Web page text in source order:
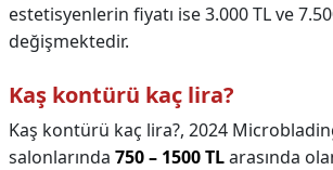
estetisyenlerin fiyatı ise 3.000 TL ve
değişmektedir.
Kaş kontürü kaç lira?
Kaş kontürü kaç lira?, 2024
salonlarında 750 – 1500 TLarasında